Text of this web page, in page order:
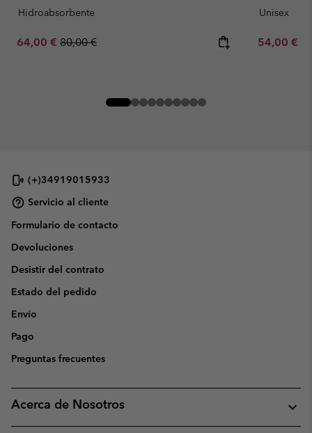
Hidroabsorbente
Sale price:
64,00 € Regular price:
80,00 €
Unisex
Minimum
54,00 €
(+)34919015933
Servicio al cliente
Formulario de contacto
Devoluciones
Desistir del contrato
Estado del pedido
Envío
Pago
Preguntas frecuentes
Acerca de Nosotros